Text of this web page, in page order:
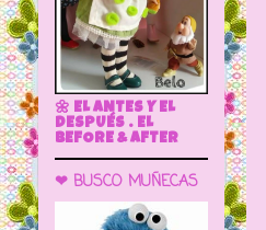
🌼 EL ANTES Y EL
DESPUÉS . EL
BEFORE & AFTER
❤ BUSCO MUÑECAS